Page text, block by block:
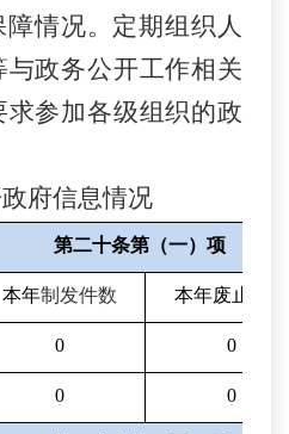
障情况。定期组织人
与政务公开工作相关
参加各级组织的政
府信息情况
第二十条第（一）项
本年制发件数 本年废止件数
0 0
0 0